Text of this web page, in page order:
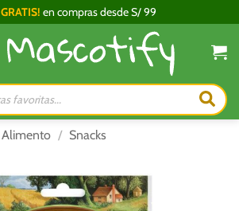
GRATIS! en compras desde S/ 99
Alimento / Snacks